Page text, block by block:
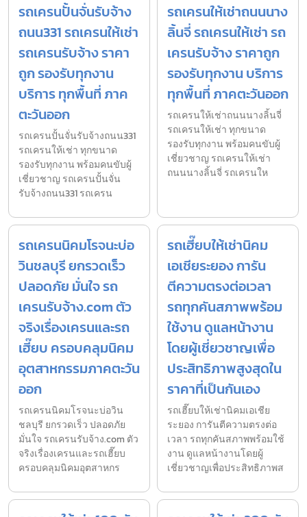
รถเครนปั้นจั่นรับจ้าง
ถนน331 รถเครนให้เช่า
รถเครนรับจ้าง ราคา
ถูก รองรับทุกงาน
บริการ ทุกพื้นที่ ภาค
ตะวันออก
รถเครนปั้นจั่นรับจ้างถนน331
รถเครนให้เช่า ทุกขนาด
รองรับทุกงาน พร้อมคนขับผู้
เชี่ยวชาญ รถเครนปั้นจั่น
รับจ้างถนน331 รถเครน
รถเครนให้เช่าถนนนาง
ลิ้นจี่ รถเครนให้เช่า รถ
เครนรับจ้าง ราคาถูก
รองรับทุกงาน บริการ
ทุกพื้นที่ ภาคตะวันออก
รถเครนให้เช่าถนนนางลิ้นจี่
รถเครนให้เช่า ทุกขนาด
รองรับทุกงาน พร้อมคนขับผู้
เชี่ยวชาญ รถเครนให้เช่า
ถนนนางลิ้นจี่ รถเครนให
รถเครนนิคมโรจนะบ่อ
วินชลบุรี ยกรวดเร็ว
ปลอดภัย มั่นใจ รถ
เครนรับจ้าง.com ตัว
จริงเรื่องเครนและรถ
เฮี๊ยบ ครอบคลุมนิคม
อุตสาหกรรมภาคตะวัน
ออก
รถเครนนิคมโรจนะบ่อวิน
ชลบุรี ยกรวดเร็ว ปลอดภัย
มั่นใจ รถเครนรับจ้าง.com ตัว
จริงเรื่องเครนและรถเฮี๊ยบ
ครอบคลุมนิคมอุตสาหกร
รถเฮี๊ยบให้เช่านิคม
เอเชียระยอง การัน
ตีความตรงต่อเวลา
รถทุกคันสภาพพร้อม
ใช้งาน ดูแลหน้างาน
โดยผู้เชี่ยวชาญเพื่อ
ประสิทธิภาพสูงสุดใน
ราคาที่เป็นกันเอง
รถเฮี๊ยบให้เช่านิคมเอเชีย
ระยอง การันตีความตรงต่อ
เวลา รถทุกคันสภาพพร้อมใช้
งาน ดูแลหน้างานโดยผู้
เชี่ยวชาญเพื่อประสิทธิภาพส